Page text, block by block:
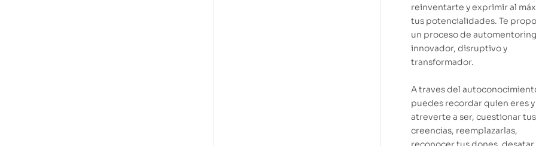
reinventarte y exprimir al
tus potencialidades. Te
un proceso de automentoring
innovador, disruptivo y
transformador.
A traves del
puedes recordar quien eres y
atreverte a ser, cuestionar tus
creencias, reemplazarlas,